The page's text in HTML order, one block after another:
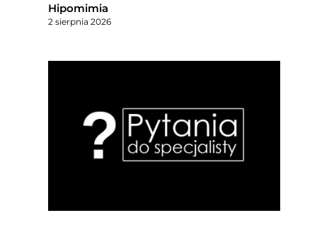
Hipomimia
2 sierpnia 2026